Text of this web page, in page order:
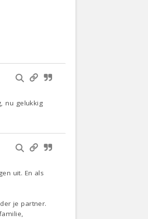
nu gelukkig
uit. En als
je partner.